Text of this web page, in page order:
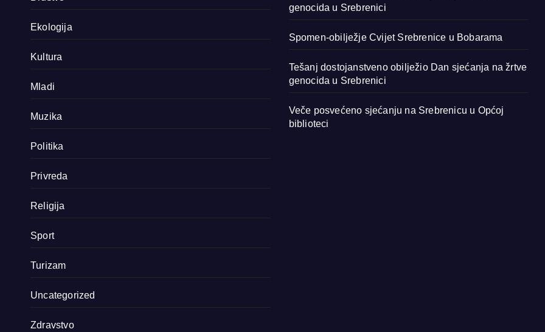
Ekologija
Kultura
Mladi
Muzika
Politika
Privreda
Religija
Sport
Turizam
Uncategorized
Zdravstvo
genocida u Srebrenici
Spomen-obilježje Cvijet Srebrenice u Bobarama
Tešanj dostojanstveno obilježio Dan sjećanja na žrtve
genocida u Srebrenici
Veče posvećeno sjećanju na Srebrenicu u Općoj
biblioteci